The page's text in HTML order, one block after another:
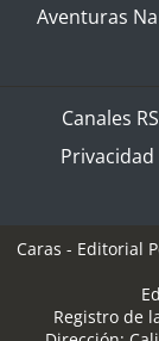
Aventuras
Canales
Privacidad
Caras - Editorial
Registro de